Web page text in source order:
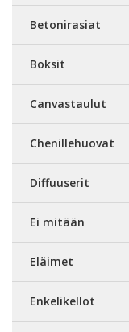
Betonirasiat
Boksit
Canvastaulut
Chenillehuovat
Diffuuserit
Ei mitään
Eläimet
Enkelikellot